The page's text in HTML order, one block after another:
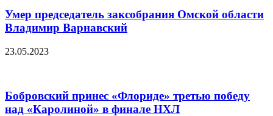
Умер председатель заксобрания Омской области
Владимир Варнавский
23.05.2023
Бобровский принес «Флориде» третью победу
над «Каролиной» в финале НХЛ